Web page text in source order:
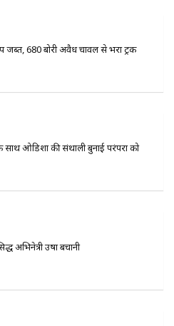
जब्त, 680 बोरी अवैध चावल से भरा ट्रक
साथ ओडिशा की संथाली बुनाई परंपरा को
अभिनेत्री उषा बचानी